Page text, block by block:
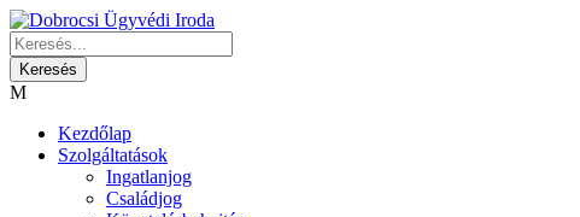
Kezdőlap
Szolgáltatások
Ingatlanjog
Családjog